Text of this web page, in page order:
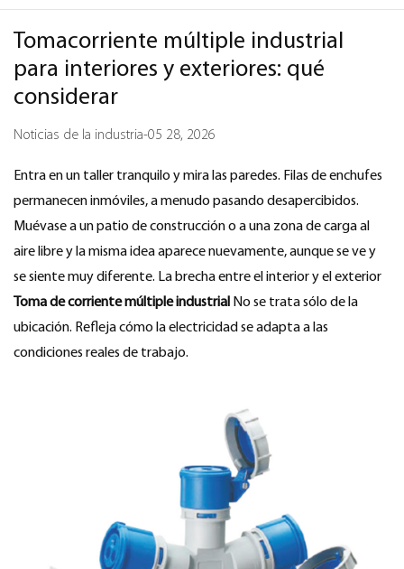
Tomacorriente múltiple industrial
para interiores y exteriores: qué
considerar
Noticias de la industria-05 28, 2026
Entra en un taller tranquilo y mira las paredes. Filas de enchufes
permanecen inmóviles, a menudo pasando desapercibidos.
Muévase a un patio de construcción o a una zona de carga al
aire libre y la misma idea aparece nuevamente, aunque se ve y
se siente muy diferente. La brecha entre el interior y el exterior
Toma de corriente múltiple industrial No se trata sólo de la
ubicación. Refleja cómo la electricidad se adapta a las
condiciones reales de trabajo.